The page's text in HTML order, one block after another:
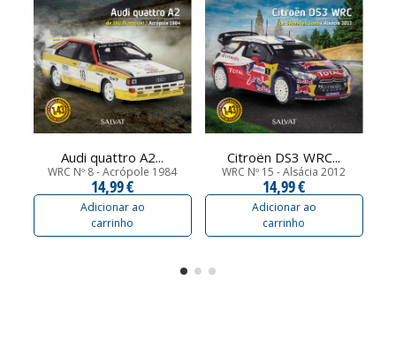
Audi quattro A2...
WRC Nº 8 - Acrópole 1984
14,99 €
Adicionar ao
carrinho
Citroën DS3 WRC...
WRC Nº 15 - Alsácia 2012
14,99 €
Adicionar ao
carrinho